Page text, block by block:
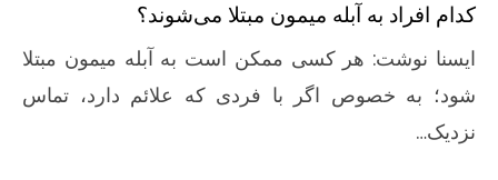
کدام افراد به آبله میمون مبتلا می‌شوند؟
ایسنا نوشت: هر کسی ممکن است به آبله میمون مبتلا
شود؛ به خصوص اگر با فردی که علائم دارد، تماس
نزدیک…